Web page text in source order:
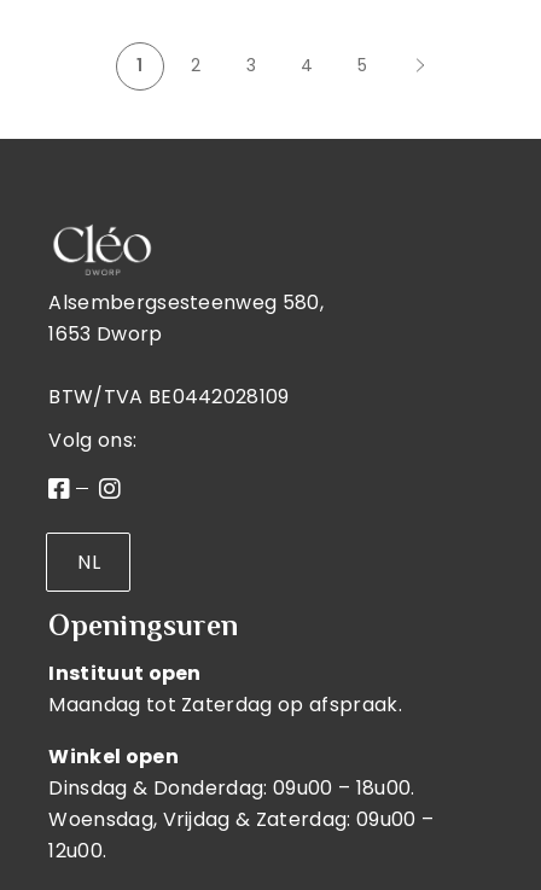
1 2 3 4 5
Alsembergsesteenweg 580,
1653 Dworp
BTW/TVA BE0442028109
Volg ons:
NL
Openingsuren
Instituut open
Maandag tot Zaterdag op afspraak.
Winkel open
Dinsdag & Donderdag: 09u00 – 18u00.
Woensdag, Vrijdag & Zaterdag: 09u00 –
12u00.